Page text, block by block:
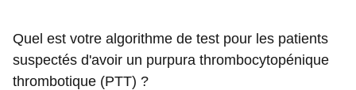
Quel est votre algorithme de test pour les patients
suspectés d'avoir un purpura thrombocytopénique
thrombotique (PTT) ?